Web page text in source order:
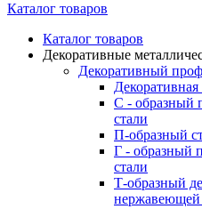
Каталог товаров
Каталог товаров
Декоративные
Декоративный
С - образный
стали
П-образный
Г - образный
стали
Т-образный
нержавеющей